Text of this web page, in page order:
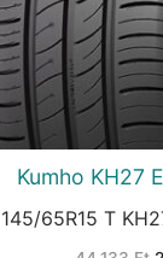
Kumho KH27
145/65R15 T